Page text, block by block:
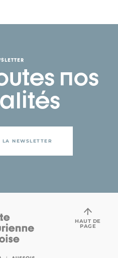
nos
NEWSLETTER
HAUT DE
PAGE